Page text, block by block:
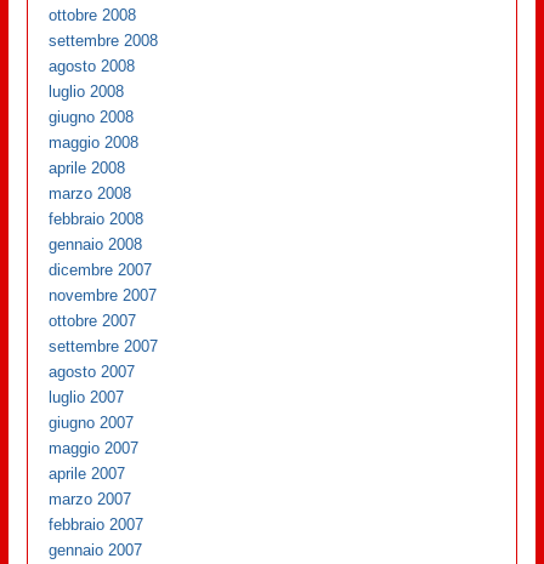
ottobre 2008
settembre 2008
agosto 2008
luglio 2008
giugno 2008
maggio 2008
aprile 2008
marzo 2008
febbraio 2008
gennaio 2008
dicembre 2007
novembre 2007
ottobre 2007
settembre 2007
agosto 2007
luglio 2007
giugno 2007
maggio 2007
aprile 2007
marzo 2007
febbraio 2007
gennaio 2007